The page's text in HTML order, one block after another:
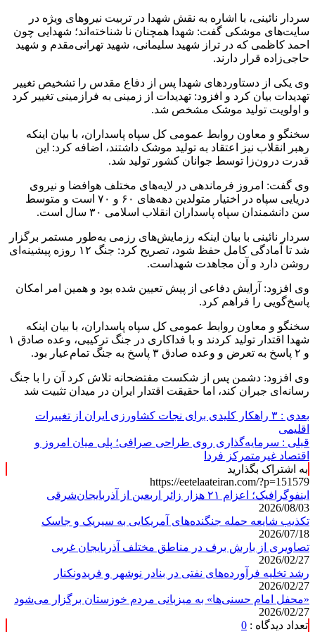
سردار نائینی، با اشاره به نقش شهدا در تربیت نیروهای ویژه در
سایت‌های موشکی گفت: شهدا همچنان نا شناخته‌اند؛ شهدایی چون
احمد کاظمی که در تراز شهید سلیمانی، شهید تهرانی‌مقدم و شهید
حاجی‌زاده قرار دارند.
وی یکی از دستاوردهای شهدا پس از دفاع مقدس را تشخیص تغییر
تهدیدات بیان کرد و افزود: تهدیدات از زمینی به فرازمینی تغییر کرد
و اولویت تولید موشک مشخص شد.
سخنگو و معاون روابط عمومی کل سپاه پاسداران، با بیان اینکه
رهبر انقلاب نیز اعتقاد به تولید موشک داشتند، اضافه کرد: این
قدرت درون‌زا توسط جوانان کشور تولید شد.
وی گفت: امروز فرماندهی در لایه‌های مختلف هوافضا و نیروی
دریایی سپاه در اختیار متولدین دهه‌های ۶۰ و ۷۰ است و متوسط
سن دانشمندان سپاه پاسداران انقلاب اسلامی ۳۰ سال است.
سردار نائینی با بیان اینکه رزمایش‌های رزمی به‌طور مستمر برگزار
شد تا آمادگی کامل حفظ شود، تصریح کرد: جنگ ۱۲ روزه پیشینه‌ای
روشن دارد و آن مجاهدت شهداست.
وی افزود: آرایش دفاعی از پیش تعیین شده بود و همین امر امکان
پاسخ‌گویی را فراهم کرد.
سخنگو و معاون روابط عمومی کل سپاه پاسداران، با بیان اینکه
شهدا اقتدار تولید کردند و با فداکاری در جنگ ترکیبی، وعده صادق ۱
و ۲ پاسخ به تعرض و وعده صادق ۳ پاسخ به جنگ تمام‌عیار بود.
وی افزود: دشمن پس از شکست مفتضحانه تلاش کرد آن را با جنگ
رسانه‌ای جبران کند، اما حقیقت اقتدار ایران در میدان تثبیت شد
بعدی :
۳ راهکار کلیدی برای نجات کشاورزی ایران از تغییرات
اقلیمی
قبلی : سرمایه‌گذاری روی طراحی صرافی؛ پلی میان امروز و
اقتصاد غیرمتمرکز فردا
به اشتراک بگذارید
https://eetelaateiran.com/?p=151579
اینفوگرافیک؛ اعزام ۲۱ هزار زائر اربعین از آذربایجان‌شرقی
2026/08/03
تکذیب شایعه حمله جنگنده‌های آمریکایی به سیریک و جاسک
2026/07/18
تصاویری از بارش برف در مناطق مختلف آذربایجان غربی
2026/02/27
رشد تخلیه فرآورده‌های نفتی در بنادر نوشهر و فریدونکنار
2026/02/27
«محفل امام حسنی‌ها» به میزبانی مردم خوزستان برگزار می‌شود
2026/02/27
تعداد دیدگاه : 0